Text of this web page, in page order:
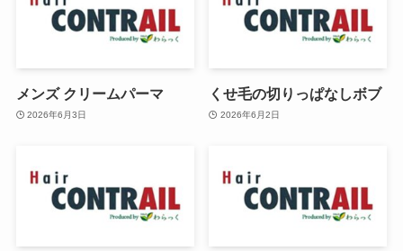
メンズ クリームパーマ
2026年6月3日
くせ毛の切りっぱなしボブ
2026年6月2日